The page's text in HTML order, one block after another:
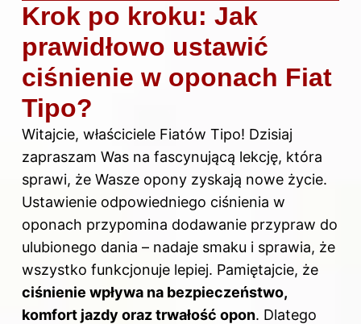
Krok po kroku: Jak
prawidłowo ustawić
ciśnienie w oponach Fiat
Tipo?
Witajcie, właściciele Fiatów Tipo! Dzisiaj
zapraszam Was na fascynującą lekcję, która
sprawi, że Wasze opony zyskają nowe życie.
Ustawienie odpowiedniego ciśnienia w
oponach przypomina dodawanie przypraw do
ulubionego dania – nadaje smaku i sprawia, że
wszystko funkcjonuje lepiej. Pamiętajcie, że
ciśnienie wpływa na bezpieczeństwo,
komfort jazdy oraz trwałość opon. Dlatego